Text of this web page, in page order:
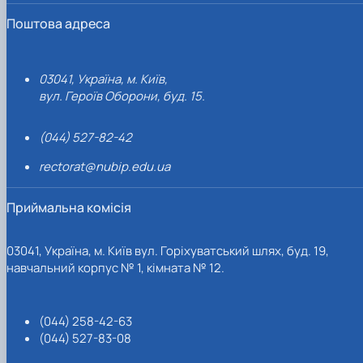
Поштова адреса
03041, Україна, м. Київ,
вул. Героїв Оборони, буд. 15.
(044) 527-82-42
rectorat@nubip.edu.ua
Приймальна комісія
03041, Україна, м. Київ вул. Горіхуватський шлях, буд. 19,
навчальний корпус № 1, кімната № 12.
(044) 258-42-63
(044) 527-83-08